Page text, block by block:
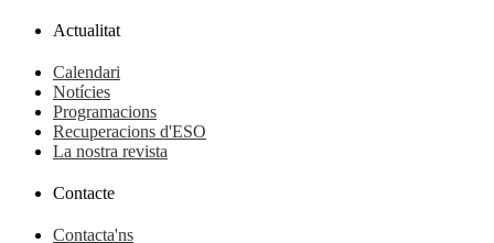
Actualitat
Calendari
Notícies
Programacions
Recuperacions d'ESO
La nostra revista
Contacte
Contacta'ns